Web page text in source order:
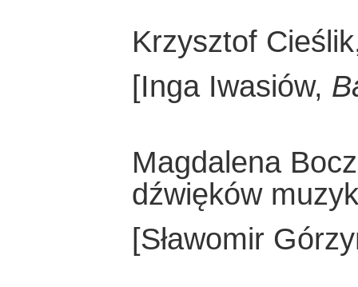
Krzysztof
[Inga Iwasiów,
Magdalena
dźwięków
[Sławomir